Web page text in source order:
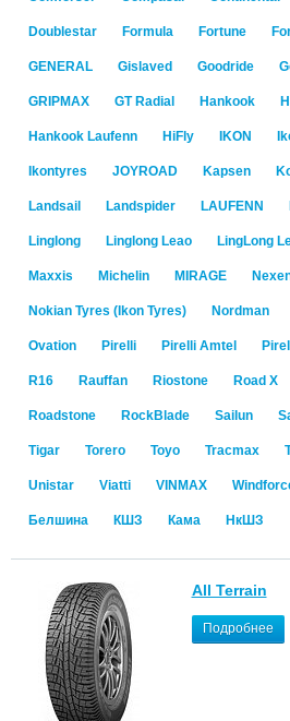
Doublestar Formula Fortune
GENERAL Gislaved Goodride
GRIPMAX GT Radial Hankook
Hankook Laufenn HiFly IKON
Ikontyres JOYROAD Kapsen
Landsail Landspider LAUFENN
Linglong Linglong Leao LingLong
Maxxis Michelin MIRAGE
Nokian Tyres (Ikon Tyres) Nordman
Ovation Pirelli Pirelli Amtel
R16 Rauffan Riostone Road X
Roadstone RockBlade Sailun
Tigar Torero Toyo Tracmax
Unistar Viatti VINMAX
Белшина КШЗ Кама НкШЗ
All Terrain
Подробнее